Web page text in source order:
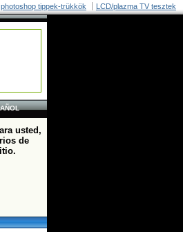
photoshop tippek-trükkök LCD/plazma TV tesztek
usted,
de